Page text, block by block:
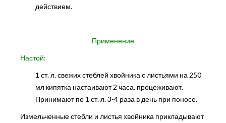
действием.
Применение
Настой:
1 ст. л. свежих стеблей хвойника с листьями на 250
мл кипятка настаивают 2 часа, процеживают.
Принимают по 1 ст. л. 3-4 раза в день при поносе.
Измельченные стебли и листья хвойника прикладывают